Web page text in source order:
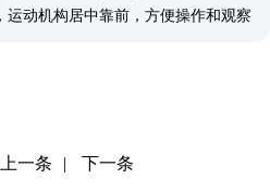
运动机构居中靠前，方便操作和观察
上一条 | 下一条